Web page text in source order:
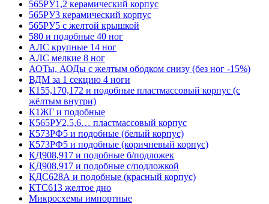
565РУ1,2 керамический корпус
565РУ3 керамический корпус
565РУ5 с желтой крышкой
580 и подобные 40 ног
АЛС крупные 14 ног
АЛС мелкие 8 ног
АОТы, АОДы с желтым ободком снизу (без ног -15%)
ВДМ за 1 секцию 4 ноги
К155,170,172 и подобные пластмассовый корпус (с
жёлтым внутри)
К1ЖГ и подобные
К565РУ2,5,6… пластмассовый корпус
К573РФ5 и подобные (белый корпус)
К573РФ5 и подобные (коричневый корпус)
КД908,917 и подобные б/подложек
КД908,917 и подобные с/подложкой
КДС628А и подобные (красный корпус)
КТС613 желтое дно
Микросхемы импортные